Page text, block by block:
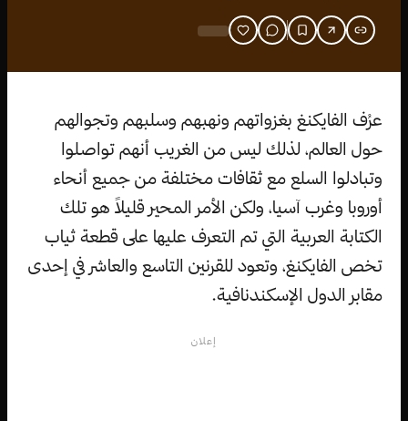
عرُف الفايكنغ بغزواتهم ونهبهم وسلبهم وتجوالهم
حول العالم، لذلك ليس من الغريب أنهم تواصلوا
وتبادلوا السلع مع ثقافات مختلفة من جميع أنحاء
أوروبا وغرب آسيا، ولكن الأمر المحير قليلاً هو تلك
الكتابة العربية التي تم التعرف عليها على قطعة ثياب
تخص الفايكنغ، وتعود للقرنين التاسع والعاشر في إحدى
مقابر الدول الإسكندنافية.
إعلان